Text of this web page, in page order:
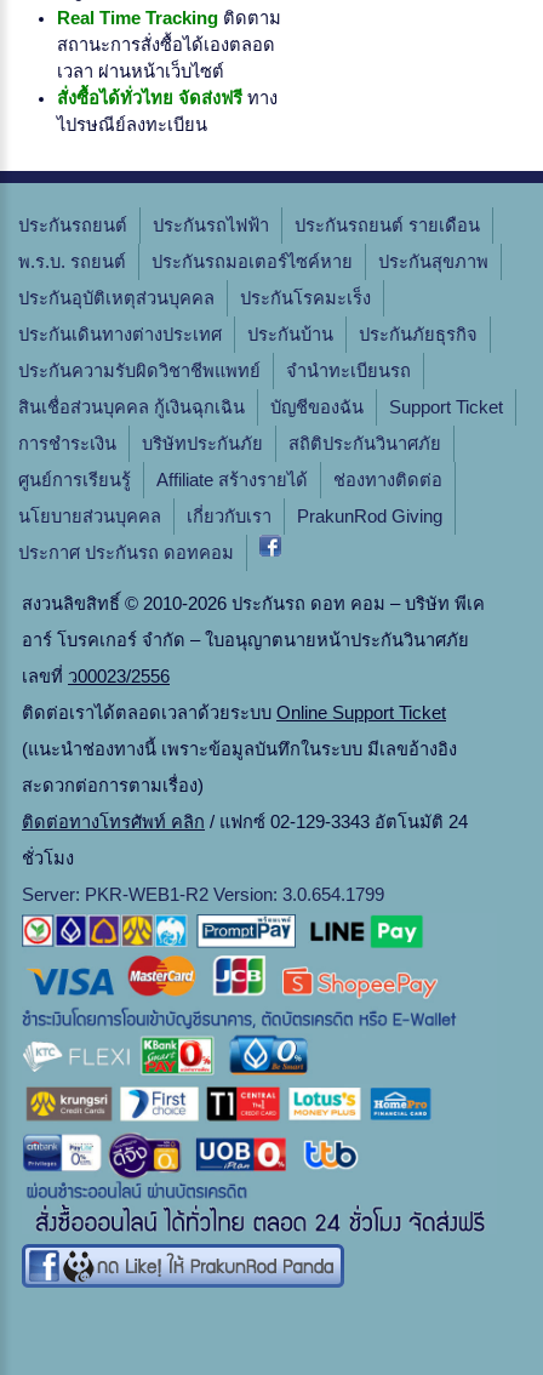
Real Time Tracking ติดตาม
สถานะการสั่งซื้อได้เองตลอด
เวลา ผ่านหน้าเว็บไซต์
สั่งซื้อได้ทั่วไทย จัดส่งฟรี ทาง
ไปรษณีย์ลงทะเบียน
ประกันรถยนต์ ประกันรถไฟฟ้า
ประกันรถยนต์ รายเดือน
พ.ร.บ. รถยนต์
ประกันรถมอเตอร์ไซค์หาย
ประกันสุขภาพ
ประกันอุบัติเหตุส่วนบุคคล
ประกันโรคมะเร็ง
ประกันเดินทางต่างประเทศ
ประกันบ้าน
ประกันภัยธุรกิจ
ประกันความรับผิดวิชาชีพแพทย์
จํานําทะเบียนรถ
สินเชื่อส่วนบุคคล กู้เงินฉุกเฉิน
บัญชีของฉัน
Support Ticket
การชำระเงิน
บริษัทประกันภัย
สถิติประกันวินาศภัย
ศูนย์การเรียนรู้
Affiliate สร้างรายได้
ช่องทางติดต่อ
นโยบายส่วนบุคคล
เกี่ยวกับเรา
PrakunRod Giving
ประกาศ ประกันรถ ดอทคอม
สงวนลิขสิทธิ์ © 2010-2026 ประกันรถ ดอท คอม – บริษัท พีเค
อาร์ โบรคเกอร์ จำกัด – ใบอนุญาตนายหน้าประกันวินาศภัย
เลขที่ ว00023/2556
ติดต่อเราได้ตลอดเวลาด้วยระบบ Online Support Ticket
(แนะนำช่องทางนี้ เพราะข้อมูลบันทึกในระบบ มีเลขอ้างอิง
สะดวกต่อการตามเรื่อง)
ติดต่อทางโทรศัพท์ คลิก / แฟกซ์ 02-129-3343 อัตโนมัติ 24
ชั่วโมง
Server: PKR-WEB1-R2 Version: 3.0.654.1799